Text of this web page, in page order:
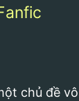
chủ đề